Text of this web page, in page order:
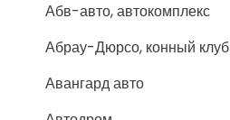
Абв-авто, автокомплекс
Абрау-Дюрсо, конный клуб
Авангард авто